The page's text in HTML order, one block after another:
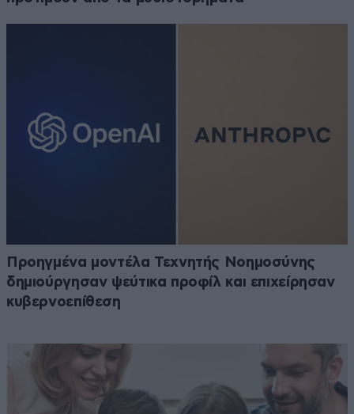
Προηγμένα μοντέλα Τεχνητής Νοημοσύνης
δημιούργησαν ψεύτικα προφίλ και επιχείρησαν
κυβερνοεπίθεση